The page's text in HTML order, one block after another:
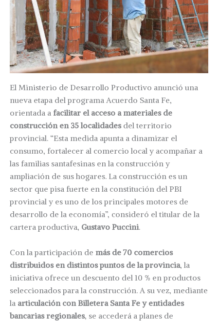
El Ministerio de Desarrollo Productivo anunció una
nueva etapa del programa Acuerdo Santa Fe,
orientada a facilitar el acceso a materiales de
construcción en 35 localidadesdel territorio
provincial. “Esta medida apunta a dinamizar el
consumo, fortalecer al comercio local y acompañar a
las familias santafesinas en la construcción y
ampliación de sus hogares. La construcción es un
sector que pisa fuerte en la constitución del PBI
provincial y es uno de los principales motores de
desarrollo de la economía”, consideró el titular de la
cartera productiva, Gustavo Puccini.
Con la participación de más de 70 comercios
distribuidos en distintos puntos de la provincia, la
iniciativa ofrece un descuento del 10 % en productos
seleccionados para la construcción. A su vez, mediante
la articulación con Billetera Santa Fe y entidades
bancarias regionales, se accederá a planes de